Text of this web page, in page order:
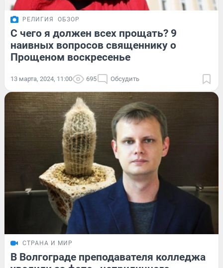
РЕЛИГИЯ ОБЗОР
С чего я должен всех прощать? 9
наивных вопросов священнику о
Прощеном воскресенье
13 марта, 2024, 11:00 695 Обсудить
СТРАНА И МИР
В Волгограде преподавателя колледжа